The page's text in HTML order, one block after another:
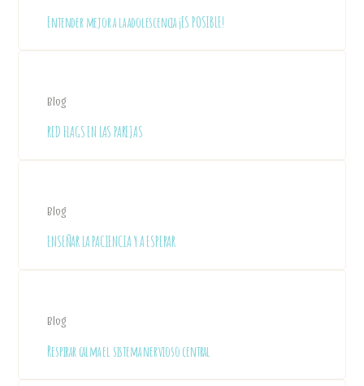
Entender mejor a la adolescencia ¡ES POSIBLE!
Blog
RED FLAGS EN LAS PAREJAS
Blog
ENSEÑAR LA PACIENCIA Y A ESPERAR
Blog
Respirar calma el sistema nervioso central